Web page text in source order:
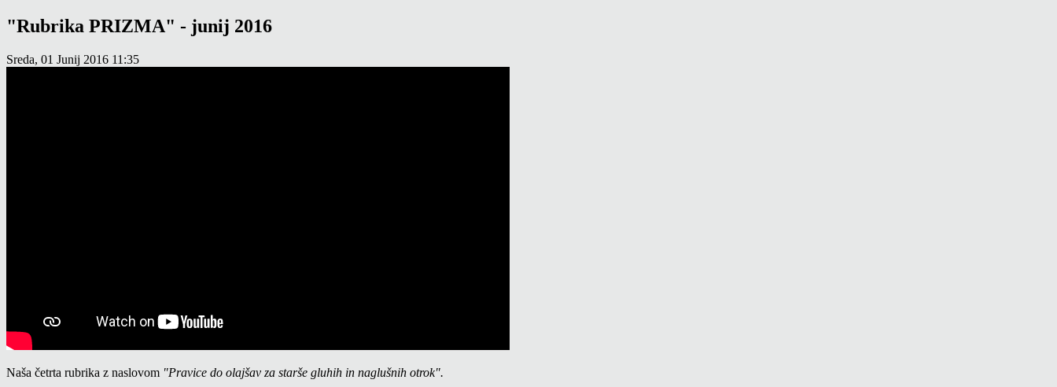
"Rubrika PRIZMA" - junij 2016
Sreda, 01 Junij 2016 11:35
Naša četrta rubrika z naslovom "Pravice do olajšav za starše gluhih in naglušnih otrok".